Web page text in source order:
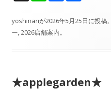
e e
k
yoshinariが2026年5月25日に投稿
ー,2026店舗案内。
★applegarden★